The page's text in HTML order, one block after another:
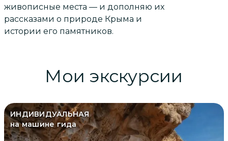
живописные места — и дополняю их
рассказами о природе Крыма и
истории его памятников.
Мои экскурсии
ИНДИВИДУАЛЬНАЯ
на машине гида